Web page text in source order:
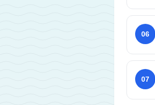
06
07